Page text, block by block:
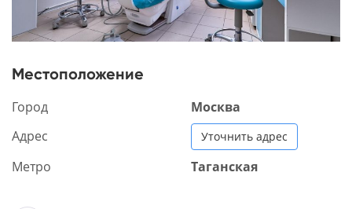
Местоположение
Город
Москва
Адрес
Уточнить адрес
Метро Таганская